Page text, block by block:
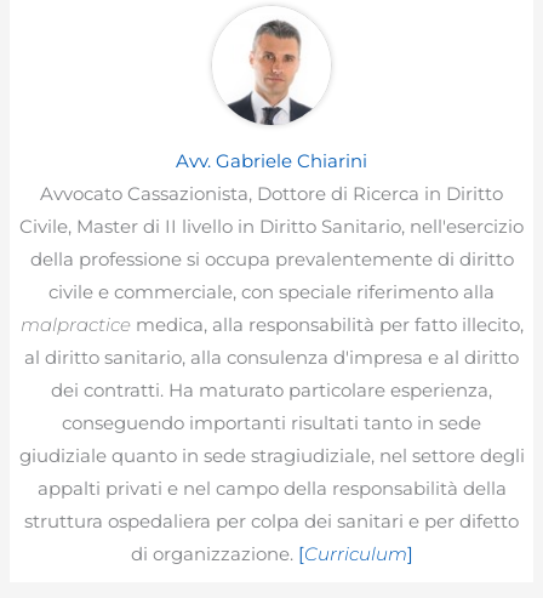
Avv. Gabriele Chiarini
Avvocato Cassazionista, Dottore di Ricerca in Diritto
Civile, Master di II livello in Diritto Sanitario, nell'esercizio
della professione si occupa prevalentemente di diritto
civile e commerciale, con speciale riferimento alla
malpracticemedica, alla responsabilità per fatto illecito,
al diritto sanitario, alla consulenza d'impresa e al diritto
dei contratti. Ha maturato particolare esperienza,
conseguendo importanti risultati tanto in sede
giudiziale quanto in sede stragiudiziale, nel settore degli
appalti privati e nel campo della responsabilità della
struttura ospedaliera per colpa dei sanitari e per difetto
di organizzazione. [Curriculum]